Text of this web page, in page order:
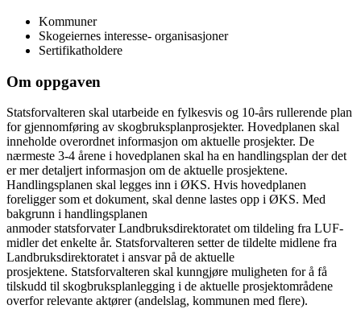
Kommuner
Skogeiernes interesse- organisasjoner
Sertifikatholdere
Om oppgaven
Statsforvalteren skal utarbeide en fylkesvis og 10-års rullerende plan
for gjennomføring av skogbruksplanprosjekter. Hovedplanen skal
inneholde overordnet informasjon om aktuelle prosjekter. De
nærmeste 3-4 årene i hovedplanen skal ha en handlingsplan der det
er mer detaljert informasjon om de aktuelle prosjektene.
Handlingsplanen skal legges inn i ØKS. Hvis hovedplanen
foreligger som et dokument, skal denne lastes opp i ØKS. Med
bakgrunn i handlingsplanen
anmoder statsforvater Landbruksdirektoratet om tildeling fra LUF-
midler det enkelte år. Statsforvalteren setter de tildelte midlene fra
Landbruksdirektoratet i ansvar på de aktuelle
prosjektene. Statsforvalteren skal kunngjøre muligheten for å få
tilskudd til skogbruksplanlegging i de aktuelle prosjektområdene
overfor relevante aktører (andelslag, kommunen med flere).